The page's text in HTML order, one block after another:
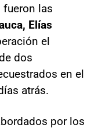
fueron las
Elías
el
dos
en el
atrás.
por los